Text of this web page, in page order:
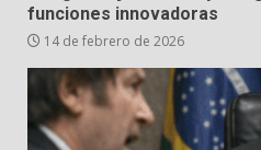
funciones innovadoras
14 de febrero de 2026